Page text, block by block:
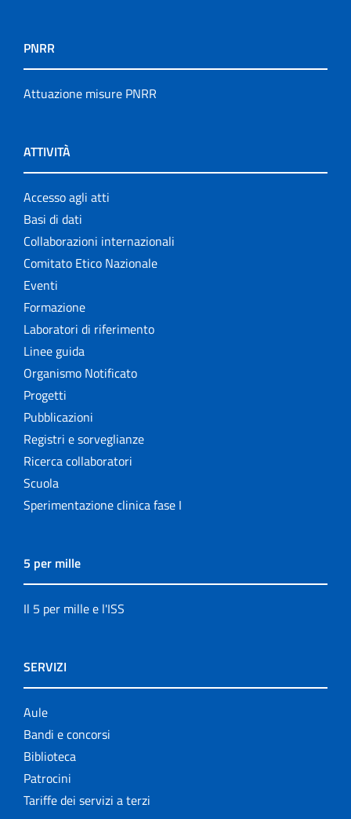
PNRR
Attuazione misure PNRR
ATTIVITÀ
Accesso agli atti
Basi di dati
Collaborazioni internazionali
Comitato Etico Nazionale
Eventi
Formazione
Laboratori di riferimento
Linee guida
Organismo Notificato
Progetti
Pubblicazioni
Registri e sorveglianze
Ricerca collaboratori
Scuola
Sperimentazione clinica fase I
5 per mille
Il 5 per mille e l'ISS
SERVIZI
Aule
Bandi e concorsi
Biblioteca
Patrocini
Tariffe dei servizi a terzi